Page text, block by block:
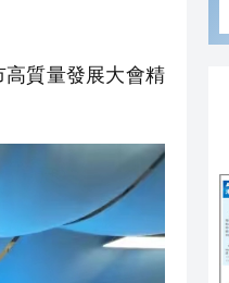
質量發展大會精